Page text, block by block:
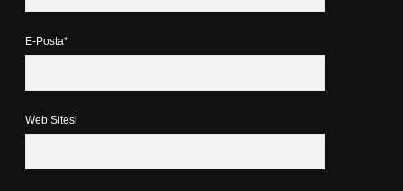
E-Posta*
Web Sitesi